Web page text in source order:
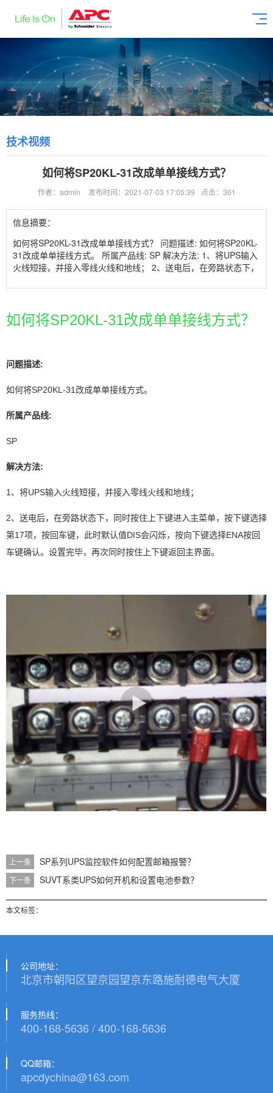
技术视频
如何将SP20KL-31改成单单接线方式？
作者：admin 发布时间：2021-07-03 17:05:39 点击：361
信息摘要：
如何将SP20KL-31改成单单接线方式？ 问题描述: 如何将SP20KL-
31改成单单接线方式。 所属产品线: SP 解决方法: 1、将UPS输入
火线短接，并接入零线火线和地线； 2、送电后，在旁路状态下，
如何将SP20KL-31改成单单接线方式？
问题描述:
如何将SP20KL-31改成单单接线方式。
所属产品线:
SP
解决方法:
1、将UPS输入火线短接，并接入零线火线和地线；
2、送电后，在旁路状态下，同时按住上下键进入主菜单，按下键选择
第17项，按回车键，此时默认值DIS会闪烁，按向下键选择ENA按回
车键确认。设置完毕，再次同时按住上下键返回主界面。
上一条 SP系列UPS监控软件如何配置邮箱报警？
下一条 SUVT系类UPS如何开机和设置电池参数？
本文标签：
公司地址：
北京市朝阳区望京园望京东路施耐德电气大厦
服务热线：
400-168-5636 / 400-168-5636
QQ邮箱：
apcdychina@163.com